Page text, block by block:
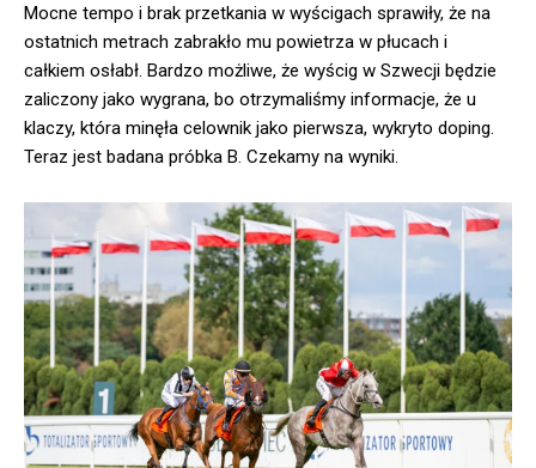
Mocne tempo i brak przetkania w wyścigach sprawiły, że na
ostatnich metrach zabrakło mu powietrza w płucach i
całkiem osłabł. Bardzo możliwe, że wyścig w Szwecji będzie
zaliczony jako wygrana, bo otrzymaliśmy informacje, że u
klaczy, która minęła celownik jako pierwsza, wykryto doping.
Teraz jest badana próbka B. Czekamy na wyniki.